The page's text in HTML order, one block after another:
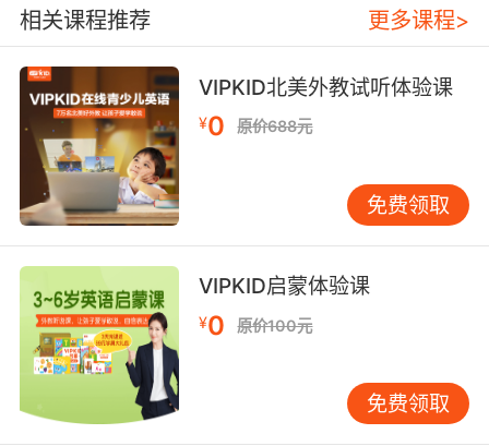
的重要手段。 趣味26字母发音：激发学习兴趣的
利器 兴趣是最好的老师。对于少儿来说，只有激
发他们的学习兴趣，才能让他们真正投入到英语
学习中。通过趣味26字母发音，我们可以将枯燥
的字母学习变得生动有趣。例如，通过制作字母
卡片、玩字母拼图游戏等方式，孩子们可以在玩
乐中学习，从而提高他们的学习积极性。 此外，
通过将字母学习与孩子们的兴趣爱好结合起来，
也可以有效激发他们的学习兴趣。例如，对于喜
欢绘画的孩子，可以通过绘制字母画来学习字母
发音；对于喜欢音乐的孩子，可以通过唱字母歌
来掌握字母发音。这种趣味26字母发音的方式，
不仅能让孩子们在快乐中学习，还能培养他们的
创造力和想象力。 趣味26字母发音：提升记忆力
的有效方法 记忆力是学习的重要能力之一。对于
少儿来说，通过趣味26字母发音，可以有效提升
相关课程推荐 更多课程>
VIPKID北美外教试听体验课
¥0 原价688元
免费领取
VIPKID启蒙体验课
¥0 原价100元
免费领取